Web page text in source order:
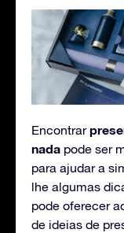
Encontrar
nada pode ser
para ajudar a
lhe algumas
pode oferecer
de ideias de